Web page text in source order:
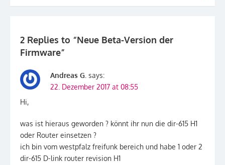
2 Replies to “Neue Beta-Version der
Firmware”
Andreas G. says:
22. Dezember 2017 at 08:55
Hi,
was ist hieraus geworden ? könnt ihr nun die dir-615 H1
oder Router einsetzen ?
ich bin vom westpfalz freifunk bereich und habe 1 oder 2
dir-615 D-link router revision H1